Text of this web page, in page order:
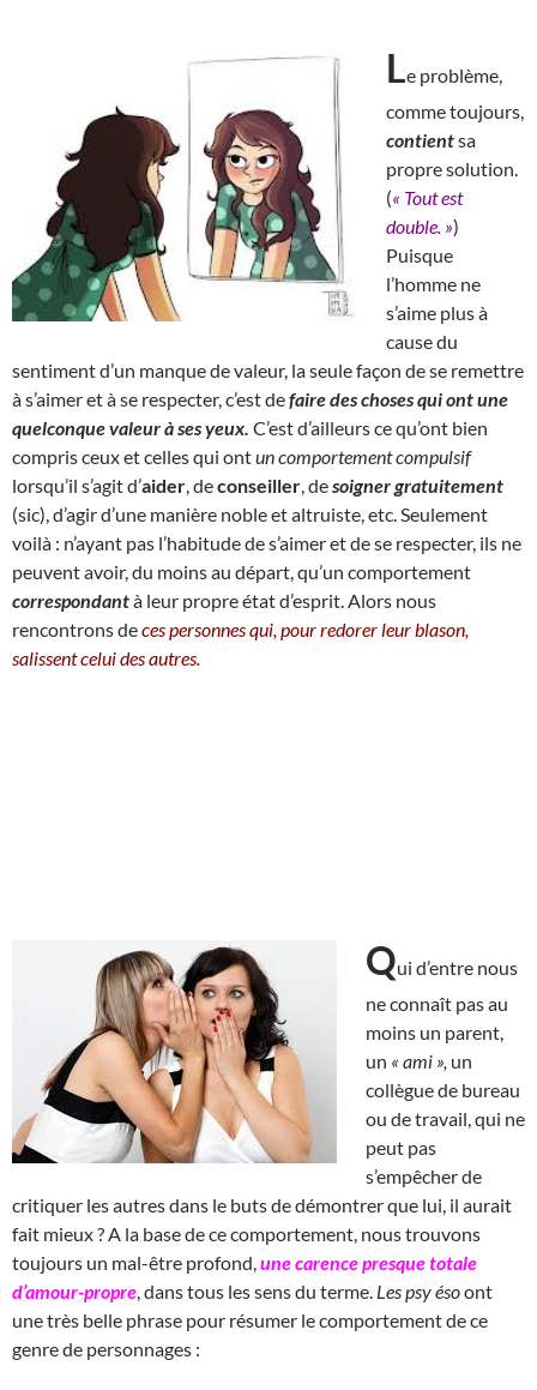
Le problème,
comme toujours,
contientsa
propre solution.
(« Tout est
double. »)
Puisque
l’homme ne
s’aime plus à
cause du
sentiment d’un manque de valeur, la seule façon de se remettre
à s’aimer et à se respecter, c’est defaire des choses qui ont une
quelconque valeur à ses yeux. C’est d’ailleurs ce qu’ont bien
compris ceux et celles qui ontun comportement compulsif
lorsqu’il s’agit d’aider , deconseiller , desoigner gratuitement
(sic), d’agir d’une manière noble et altruiste, etc. Seulement
voilà : n’ayant pas l’habitude de s’aimer et de se respecter, ils ne
peuvent avoir, du moins au départ, qu’un comportement
correspondantà leur propre état d’esprit. Alors nous
rencontrons deces personnes qui, pour redorer leur blason,
salissent celui des autres.
Qui d’entre nous
ne connaît pas au
moins un parent,
un « ami », un
collègue de bureau
ou de travail, qui ne
peut pas
s’empêcher de
critiquer les autres dans le buts de démontrer que lui, il aurait
fait mieux ? A la base de ce comportement, nous trouvons
toujours un mal-être profond, une carence presque totale
d’amour-propre , dans tous les sens du terme. Les psy ésoont
une très belle phrase pour résumer le comportement de ce
genre de personnages :